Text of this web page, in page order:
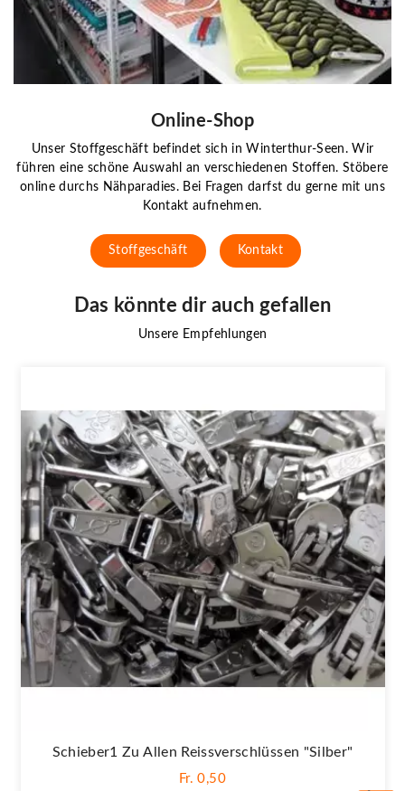
Online-Shop
Unser Stoffgeschäft befindet sich in Winterthur-Seen. Wir
führen eine schöne Auswahl an verschiedenen Stoffen. Stöbere
online durchs Nähparadies. Bei Fragen darfst du gerne mit uns
Kontakt aufnehmen.
Stoffgeschäft Kontakt
Das könnte dir auch gefallen
Unsere Empfehlungen
Schieber1 Zu Allen Reissverschlüssen "silber"
Fr. 0,50